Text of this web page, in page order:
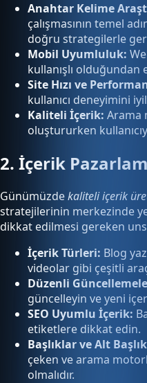
Anahtar Kelime
çalışmasının temel
doğru strategilerle
Mobil Uyumluluk:
kullanışlı olduğundan
Site Hızı ve
kullanıcı deneyimini
Kaliteli İçerik: Arama
oluştururken
2. İçerik
Günümüzdekaliteli içerik
stratejilerinin merkezinde
dikkat edilmesi gereken
İçerik Türleri: Blog
videolar gibi çeşitli
Düzenli
güncelleyin ve yeni
SEO Uyumlu İçerik:
etiketlere dikkat edin.
Başlıklar ve Alt
çeken ve arama
olmalıdır.